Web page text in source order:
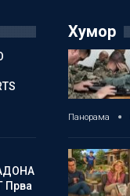
Прва
Хумор
Панорама